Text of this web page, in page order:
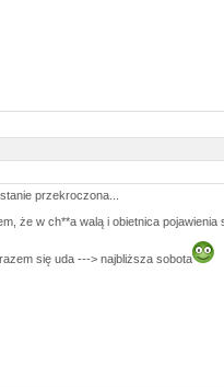
przekroczona...
że w ch**a walą i obietnica pojawienia
się uda ---> najbliższa sobota